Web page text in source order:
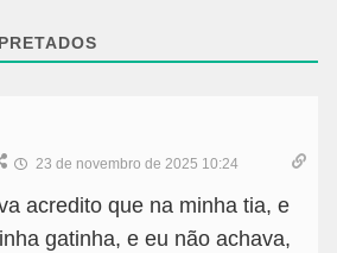
23 de novembro de 2025 10:24
acredito que na minha tia, e
gatinha, e eu não achava,